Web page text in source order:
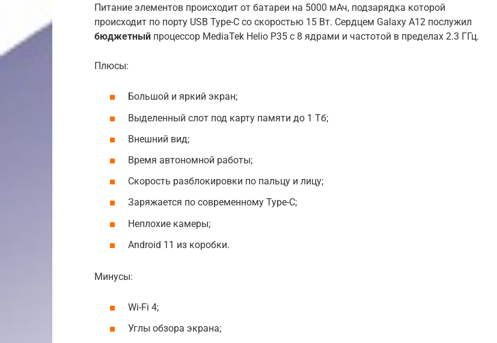
Питание элементов происходит от батареи на 5000 мАч, подзарядка которой
происходит по порту USB Type-C со скоростью 15 Вт. Сердцем Galaxy A12 послужил
бюджетный процессор MediaTek Helio P35 с 8 ядрами и частотой в пределах 2.3 ГГц.
Плюсы:
Большой и яркий экран;
Выделенный слот под карту памяти до 1 Тб;
Внешний вид;
Время автономной работы;
Скорость разблокировки по пальцу и лицу;
Заряжается по современному Type-C;
Неплохие камеры;
Android 11 из коробки.
Минусы:
Wi-Fi 4;
Углы обзора экрана;